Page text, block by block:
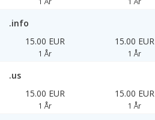
.info
15.00 EUR
1 År
15.00 EUR
1 År
.us
15.00 EUR
1 År
15.00 EUR
1 År